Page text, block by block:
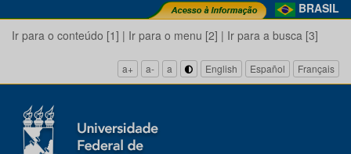
BRASIL
Ir para o conteúdo [1] | Ir para o menu [2] | Ir para a busca [3]
a+ a- a English Español Français